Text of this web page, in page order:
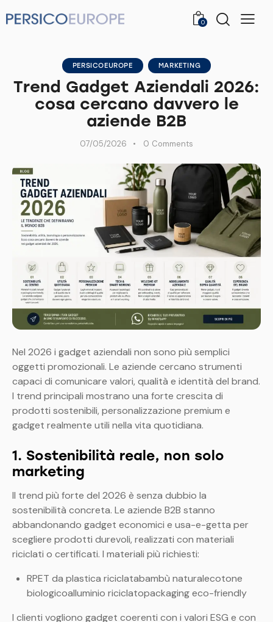
0
PERSICOEUROPE MARKETING
Trend Gadget Aziendali 2026:
cosa cercano davvero le
aziende B2B
07/05/2026 0 Comments
Nel 2026 i gadget aziendali non sono più semplici
oggetti promozionali. Le aziende cercano strumenti
capaci di comunicare valori, qualità e identità del brand.
I trend principali mostrano una forte crescita di
prodotti sostenibili, personalizzazione premium e
gadget realmente utili nella vita quotidiana.
1. Sostenibilità reale, non solo
marketing
Il trend più forte del 2026 è senza dubbio la
sostenibilità concreta. Le aziende B2B stanno
abbandonando gadget economici e usa-e-getta per
scegliere prodotti durevoli, realizzati con materiali
riciclati o certificati. I materiali più richiesti:
RPET da plastica riciclatabambù naturalecotone
biologicoalluminio riciclatopackaging eco-friendly
I clienti vogliono gadget coerenti con i valori ESG e con